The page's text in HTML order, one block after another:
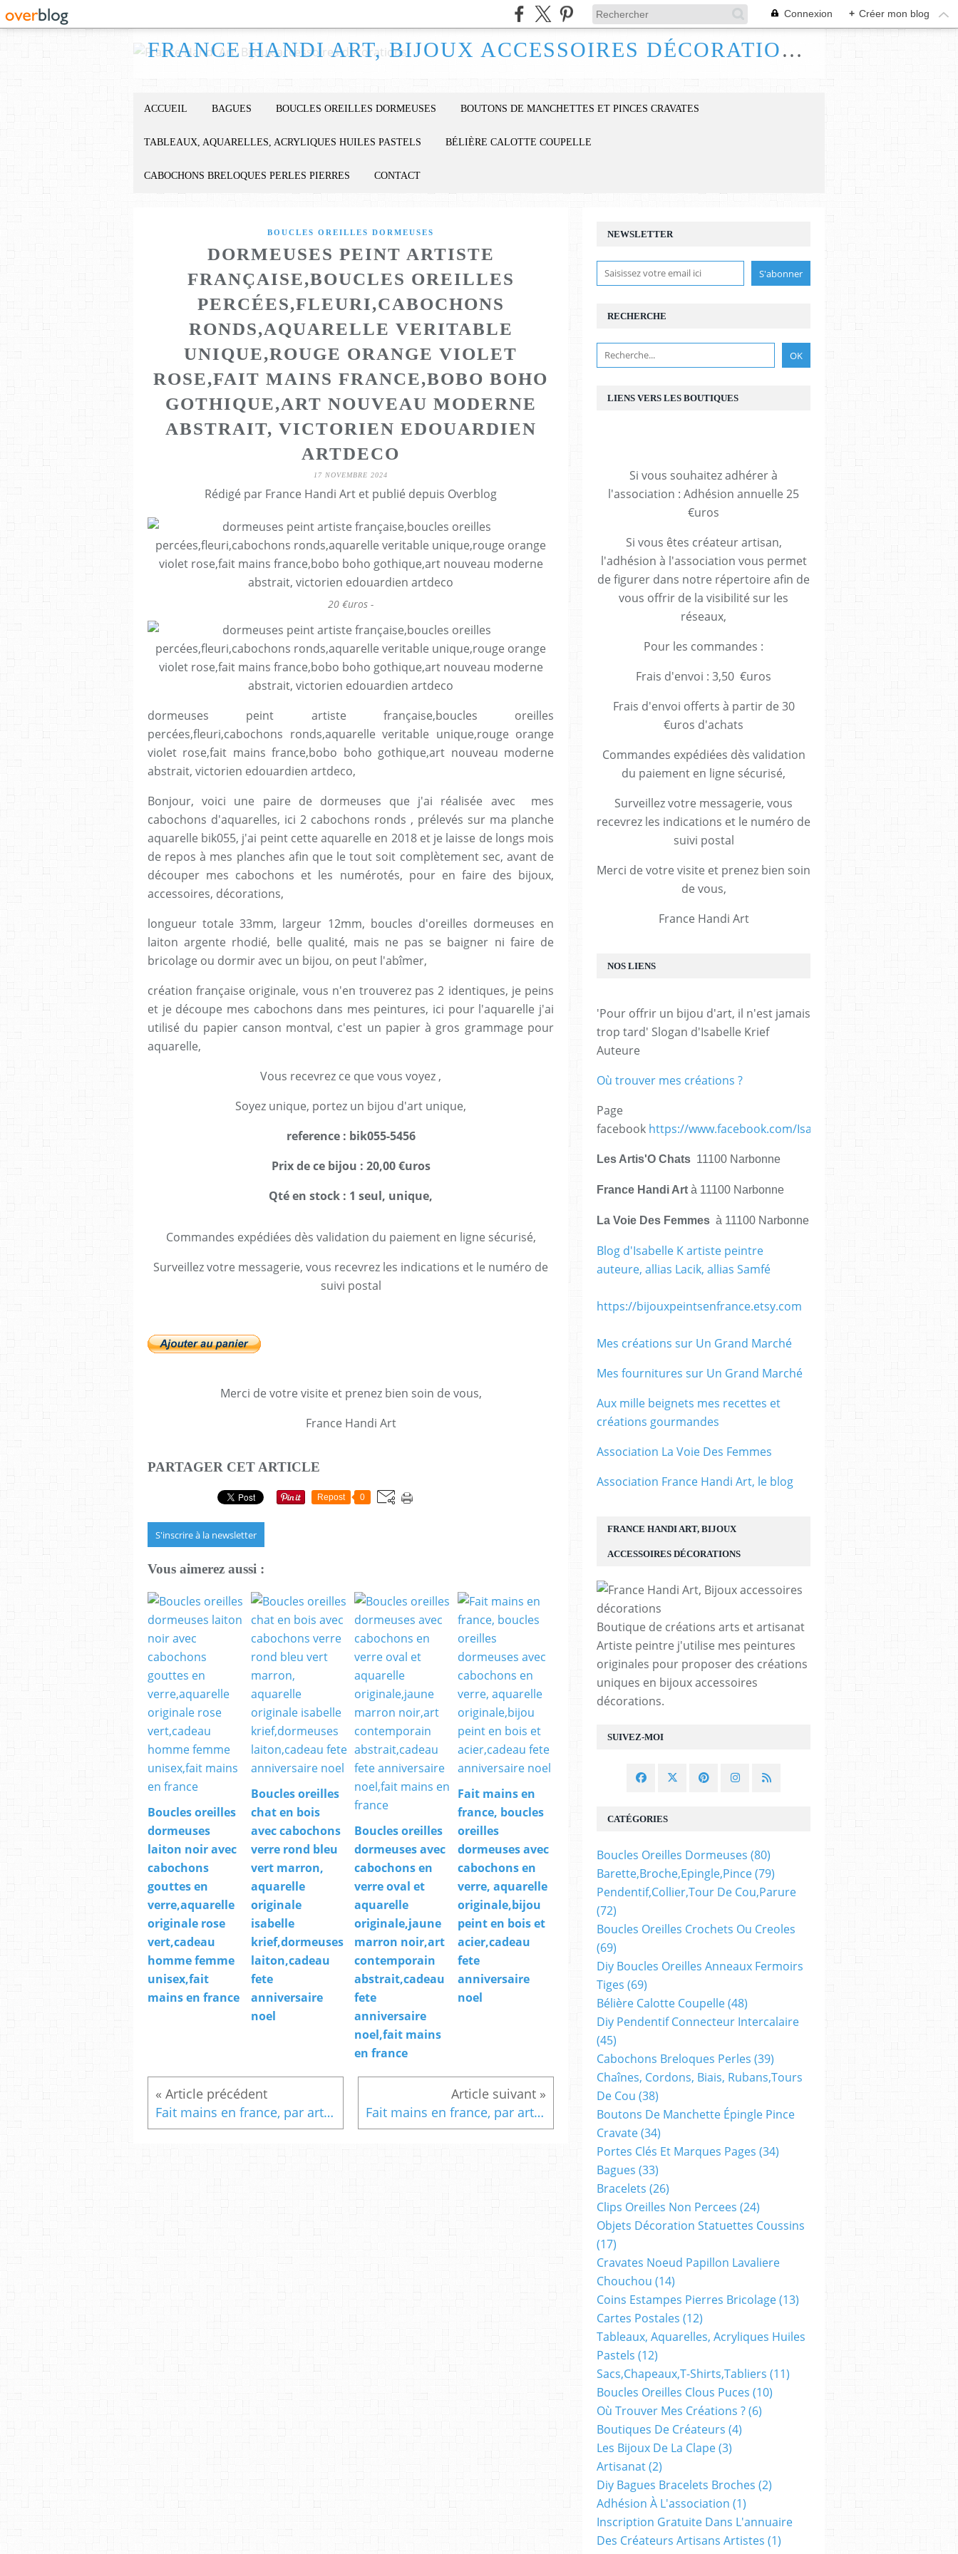
Connexion + Créer mon blog
FRANCE HANDI ART, BIJOUX ACCESSOIRES DÉCORATIONS
ACCUEIL BAGUES BOUCLES OREILLES DORMEUSES BOUTONS DE MANCHETTES ET PINCES CRAVATES
TABLEAUX, AQUARELLES, ACRYLIQUES HUILES PASTELS BÉLIÈRE CALOTTE COUPELLE
CABOCHONS BRELOQUES PERLES PIERRES CONTACT
BOUCLES OREILLES DORMEUSES
DORMEUSES PEINT ARTISTE
FRANÇAISE,BOUCLES OREILLES
PERCÉES,FLEURI,CABOCHONS
RONDS,AQUARELLE VERITABLE
UNIQUE,ROUGE ORANGE VIOLET
ROSE,FAIT MAINS FRANCE,BOBO BOHO
GOTHIQUE,ART NOUVEAU MODERNE
ABSTRAIT, VICTORIEN EDOUARDIEN
ARTDECO
17 NOVEMBRE 2024
Rédigé par France Handi Art et publié depuis Overblog
20 €uros -
dormeuses peint artiste française,boucles oreilles
percées,fleuri,cabochons ronds,aquarelle veritable unique,rouge orange
violet rose,fait mains france,bobo boho gothique,art nouveau moderne
abstrait, victorien edouardien artdeco,
Bonjour, voici une paire de dormeuses que j'ai réalisée avec mes
cabochons d'aquarelles, ici 2 cabochons ronds , prélevés sur ma planche
aquarelle bik055, j'ai peint cette aquarelle en 2018 et je laisse de longs mois
de repos à mes planches afin que le tout soit complètement sec, avant de
découper mes cabochons et les numérotés, pour en faire des bijoux,
accessoires, décorations,
longueur totale 33mm, largeur 12mm, boucles d'oreilles dormeuses en
laiton argente rhodié, belle qualité, mais ne pas se baigner ni faire de
bricolage ou dormir avec un bijou, on peut l'abîmer,
création française originale, vous n'en trouverez pas 2 identiques, je peins
et je découpe mes cabochons dans mes peintures, ici pour l'aquarelle j'ai
utilisé du papier canson montval, c'est un papier à gros grammage pour
aquarelle,
Vous recevrez ce que vous voyez ,
Soyez unique, portez un bijou d'art unique,
reference : bik055-5456
Prix de ce bijou : 20,00 €uros
Qté en stock : 1 seul, unique,
Commandes expédiées dès validation du paiement en ligne sécurisé,
Surveillez votre messagerie, vous recevrez les indications et le numéro de
suivi postal
Merci de votre visite et prenez bien soin de vous,
France Handi Art
PARTAGER CET ARTICLE
Repost 0
S'inscrire à la newsletter
Vous aimerez aussi :
Boucles oreilles
dormeuses
laiton noir avec
cabochons
gouttes en
verre,aquarelle
originale rose
vert,cadeau
homme femme
unisex,fait
mains en france
Boucles oreilles
chat en bois
avec cabochons
verre rond bleu
vert marron,
aquarelle
originale
isabelle
krief,dormeuses
laiton,cadeau
fete
anniversaire
noel
Boucles oreilles
dormeuses avec
cabochons en
verre oval et
aquarelle
originale,jaune
marron noir,art
contemporain
abstrait,cadeau
fete
anniversaire
noel,fait mains
en france
Fait mains en
france, boucles
oreilles
dormeuses avec
cabochons en
verre, aquarelle
originale,bijou
peint en bois et
acier,cadeau
fete
anniversaire
noel
Fait mains en france, par artiste peintre,aquarelle originale isabelle k,bleu blanc,dormeuses rondes 14mm,laiton noir,boucles oreilles percées,boho bobo,fantastique gothique,art deco art nouveau,baroque victorien,cadeau fete anniversaire,fashion,ooak Fait mains en france, par artiste peintre,aquarelle originale isabelle k,bleu blanc rouge,dormeuses laiton noir,cabochons ovales 10x14mm,,bijou femme fille,boho bobo fantastique,gothique art deco art nouveau,baroque victorien rococo,cadeau fete anniversaire,abstrait,fashion punk ethnique
NEWSLETTER
SUIVEZ-MOI
RECHERCHE
FRANCE HANDI ART, BIJOUX
ACCESSOIRES DÉCORATIONS
Boutique de créations arts et artisanat
Artiste peintre j'utilise mes peintures
originales pour proposer des créations
uniques en bijoux accessoires
décorations.
CATÉGORIES
Boucles Oreilles Dormeuses (80)
Barette,broche,epingle,pince(79)
Pendentif,collier,tour De Cou,parure
(72)
Boucles Oreilles Crochets Ou Creoles
(69)
Diy Boucles Oreilles Anneaux Fermoirs
Tiges (69)
Bélière Calotte Coupelle(48)
Diy Pendentif Connecteur Intercalaire
(45)
Cabochons Breloques Perles (39)
Chaînes, Cordons, Biais, Rubans,tours
De Cou (38)
Boutons De Manchette Épingle Pince
Cravate(34)
Portes Clés Et Marques Pages (34)
Bagues (33)
Bracelets (26)
Clips Oreilles Non Percees (24)
Objets Décoration Statuettes Coussins
(17)
Cravates Noeud Papillon Lavaliere
Chouchou (14)
Coins Estampes Pierres Bricolage(13)
Cartes Postales (12)
Tableaux, Aquarelles, Acryliques Huiles
Pastels (12)
Sacs,chapeaux,t-Shirts,tabliers (11)
Boucles Oreilles Clous Puces (10)
Où Trouver Mes Créations ?(6)
Boutiques De Créateurs (4)
Les Bijoux De La Clape(3)
Artisanat(2)
Diy Bagues Bracelets Broches (2)
Adhésion À L'association (1)
Inscription Gratuite Dans L'annuaire
Des Créateurs Artisans Artistes (1)
LIENS VERS LES BOUTIQUES
Si vous souhaitez adhérer à
l'association : Adhésion annuelle 25
€uros
Si vous êtes créateur artisan,
l'adhésion à l'association vous permet
de figurer dans notre répertoire afin de
vous offrir de la visibilité sur les
réseaux,
Pour les commandes :
Frais d'envoi : 3,50 €uros
Frais d'envoi offerts à partir de 30
€uros d'achats
Commandes expédiées dès validation
du paiement en ligne sécurisé,
Surveillez votre messagerie, vous
recevrez les indications et le numéro de
suivi postal
Merci de votre visite et prenez bien soin
de vous,
France Handi Art
NOS LIENS
'Pour offrir un bijou d'art, il n'est jamais
trop tard' Slogan d'Isabelle Krief
Auteure
Où trouver mes créations ?
Page
facebook https://www.facebook.com/IsabelleKrief.ArtistePeintre/
Les Artis'O Chats 11100 Narbonne
France Handi Art à 11100 Narbonne
La Voie Des Femmes à 11100 Narbonne
Blog d'Isabelle K artiste peintre
auteure, allias Lacik, allias Samfé
https://bijouxpeintsenfrance.etsy.com
Mes créations sur Un Grand Marché
Mes fournitures sur Un Grand Marché
Aux mille beignets mes recettes et
créations gourmandes
Association La Voie Des Femmes
Association France Handi Art, le blog